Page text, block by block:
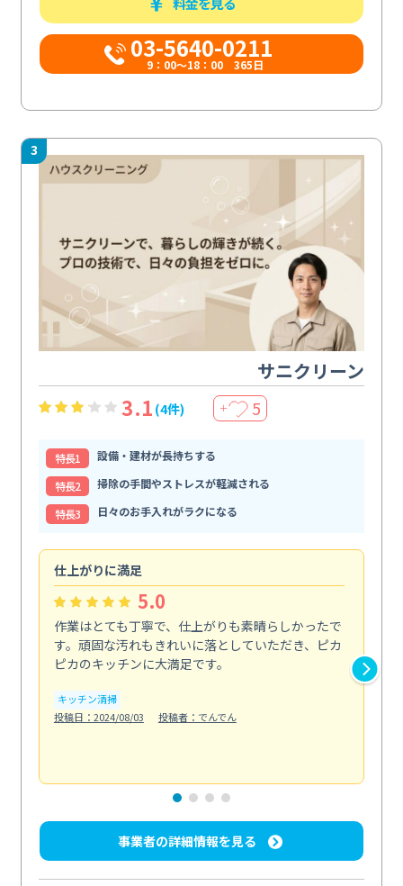
03-5640-0211
9：00～18：00 365日
3
サニクリーン
3.1 (4件) ＋ 5
特⻑1
設備・建材が長持ちする
特⻑2
掃除の手間やストレスが軽減される
特⻑3
日々のお手入れがラクになる
仕上がりに満足
5.0
作業はとても丁寧で、仕上がりも素晴らしかったで
す。頑固な汚れもきれいに落としていただき、ピカ
ピカのキッチンに大満足です。
キッチン清掃
投稿日：2024/08/03
投稿者：でんでん
事業者の詳細情報を見る